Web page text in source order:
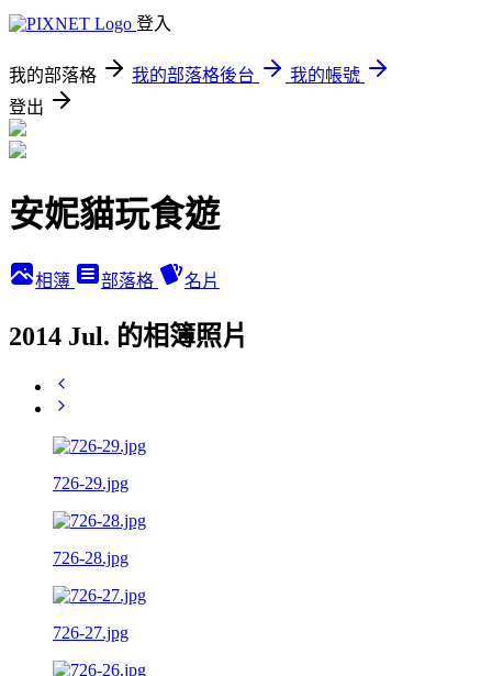
登入
我的部落格 我的部落格後台
我的帳號
登出
安妮貓玩食遊
相簿 部落格 名片
2014 Jul. 的相簿照片
726-29.jpg
726-28.jpg
726-27.jpg